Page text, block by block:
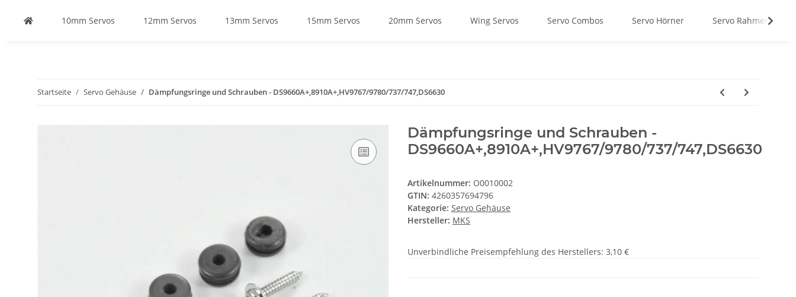
10mm Servos 12mm Servos 13mm Servos 15mm Servos 20mm Servos Wing Servos Servo Combos Servo Hörner Servo Rahmen
Startseite Servo Gehäuse Dämpfungsringe und Schrauben - DS9660A+,8910A+,HV9767/9780/737/747,DS6630
Dämpfungsringe und Schrauben -
DS9660A+,8910A+,HV9767/9780/737/747,DS6630
Artikelnummer: O0010002
GTIN: 4260357694796
Kategorie: Servo Gehäuse
Hersteller: MKS
Unverbindliche Preisempfehlung des Herstellers: 3,10 €